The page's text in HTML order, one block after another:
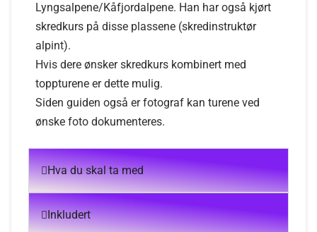
Lyngsalpene/Kåfjordalpene. Han har også kjørt
skredkurs på disse plassene (skredinstruktør
alpint).
Hvis dere ønsker skredkurs kombinert med
toppturene er dette mulig.
Siden guiden også er fotograf kan turene ved
ønske foto dokumenteres.
Hva du skal ta med
Inkludert